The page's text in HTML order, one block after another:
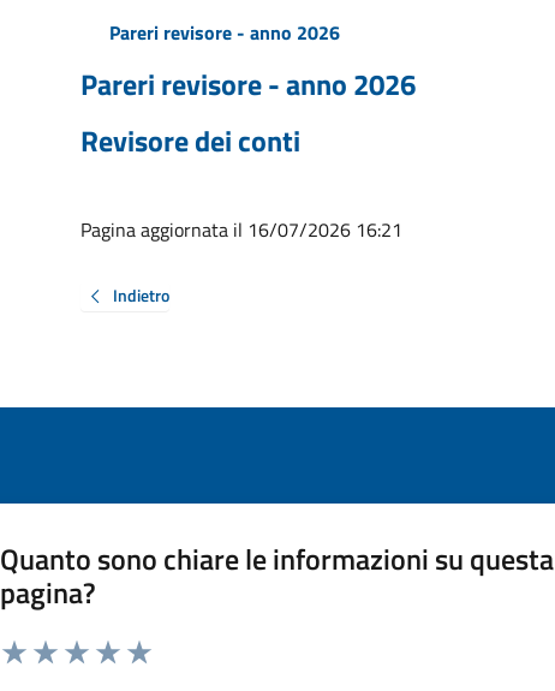
Pareri revisore - anno 2026
Pareri revisore - anno 2026
Revisore dei conti
Pagina aggiornata il 16/07/2026 16:21
Indietro
Quanto sono chiare le informazioni su questa
pagina?
Valuta da 1 a 5 stelle la pagina